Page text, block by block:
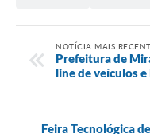
NOTÍCIA MAIS
Prefeitura de
line de veículos
Feira Tecnológica